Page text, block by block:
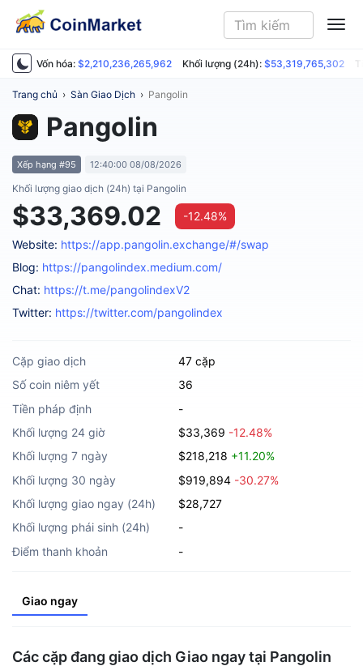
Vốn hóa: $2,210,236,265,962 Khối lượng (24h): $53,319,765,302
Trang chủ › Sàn Giao Dịch › Pangolin
Pangolin
Xếp hạng #95 12:40:00 08/08/2026
Khối lượng giao dịch (24h) tại Pangolin
$33,369.02 -12.48%
Website: https://app.pangolin.exchange/#/swap
Blog: https://pangolindex.medium.com/
Chat: https://t.me/pangolindexV2
Twitter: https://twitter.com/pangolindex
Cặp giao dịch
47 cặp
Số coin niêm yết
36
Tiền pháp định
-
Khối lượng 24 giờ
$33,369 -12.48%
Khối lượng 7 ngày
$218,218 +11.20%
Khối lượng 30 ngày
$919,894 -30.27%
Khối lượng giao ngay (24h)
$28,727
Khối lượng phái sinh (24h)
-
Điểm thanh khoản
-
Giao ngay
Các cặp đang giao dịch Giao ngay tại Pangolin